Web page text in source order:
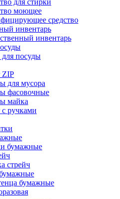
для стирки
моющее
средство
инвентарь
инвентарь
для посуды
ZIP
для мусора
фасовочные
майка
ручками
бумажные
стрейч
бумажные